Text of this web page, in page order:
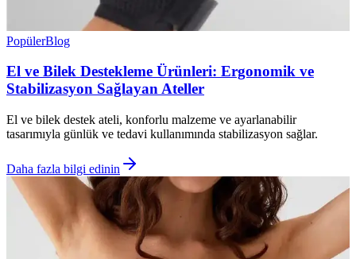
PopülerBlog
El ve Bilek Destekleme Ürünleri: Ergonomik ve
Stabilizasyon Sağlayan Ateller
El ve bilek destek ateli, konforlu malzeme ve ayarlanabilir
tasarımıyla günlük ve tedavi kullanımında stabilizasyon sağlar.
Daha fazla bilgi edinin